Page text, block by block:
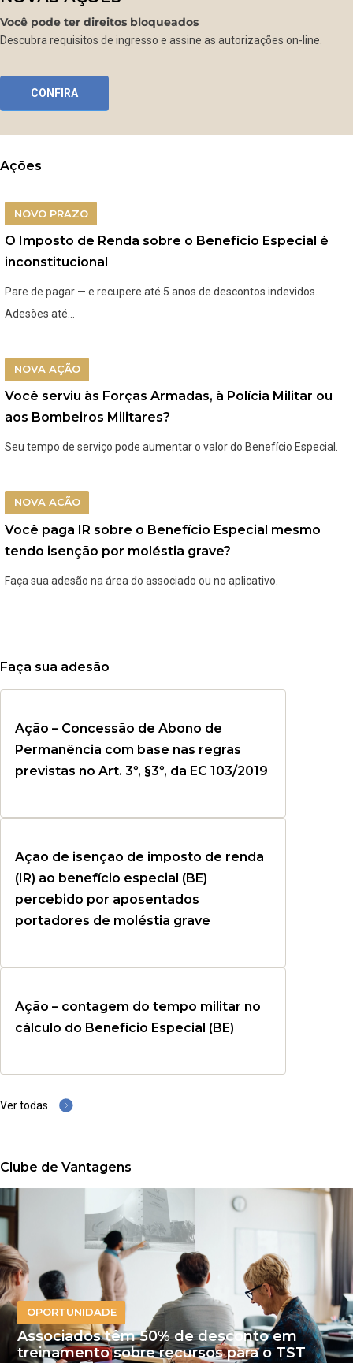
Você pode ter direitos bloqueados
Descubra requisitos de ingresso e assine as autorizações on-line.
CONFIRA
Ações
NOVO PRAZO
O Imposto de Renda sobre o Benefício Especial é
inconstitucional
Pare de pagar — e recupere até 5 anos de descontos indevidos.
Adesões até…
NOVA AÇÃO
Você serviu às Forças Armadas, à Polícia Militar ou
aos Bombeiros Militares?
Seu tempo de serviço pode aumentar o valor do Benefício Especial.
NOVA ACÃO
Você paga IR sobre o Benefício Especial mesmo
tendo isenção por moléstia grave?
Faça sua adesão na área do associado ou no aplicativo.
Faça sua adesão
Ação – Concessão de Abono de
Permanência com base nas regras
previstas no Art. 3º, §3º, da EC 103/2019
Ação de isenção de imposto de renda
(IR) ao benefício especial (BE)
percebido por aposentados
portadores de moléstia grave
Ação – contagem do tempo militar no
cálculo do Benefício Especial (BE)
Ver todas
Clube de Vantagens
OPORTUNIDADE
Associados têm 50% de desconto em
treinamento sobre recursos para o TST